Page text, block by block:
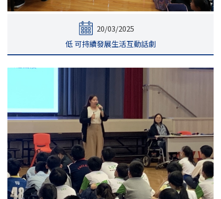
20/03/2025
低 可持續發展生活互動話劇